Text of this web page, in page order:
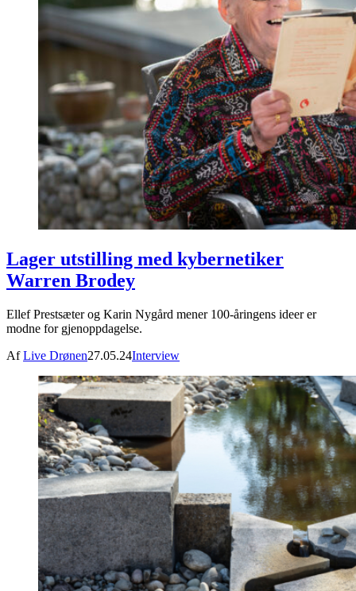
Lager utstilling med kybernetiker
Warren Brodey
Ellef Prestsæter og Karin Nygård mener 100-åringens ideer er
modne for gjenoppdagelse.
AfLive Drønen27.05.24Interview